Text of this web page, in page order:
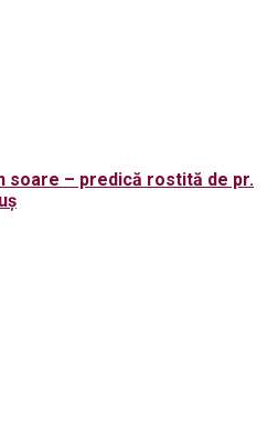
soare – predică rostită de pr.